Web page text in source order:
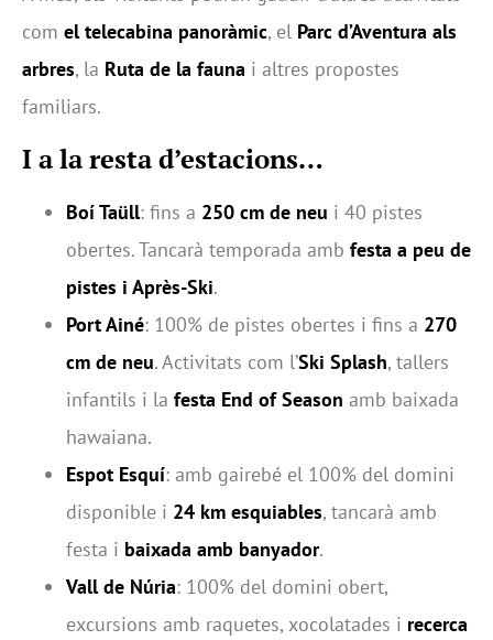
com el telecabina panoràmic, el Parc d’Aventura als
arbres, la Ruta de la fauna i altres propostes
familiars.
I a la resta d’estacions…
Boí Taüll: fins a 250 cm de neu i 40 pistes
obertes. Tancarà temporada amb festa a peu de
pistes i Après-Ski.
Port Ainé: 100% de pistes obertes i fins a 270
cm de neu. Activitats com l’Ski Splash, tallers
infantils i la festa End of Season amb baixada
hawaiana.
Espot Esquí: amb gairebé el 100% del domini
disponible i 24 km esquiables, tancarà amb
festa i baixada amb banyador.
Vall de Núria: 100% del domini obert,
excursions amb raquetes, xocolatades i recerca